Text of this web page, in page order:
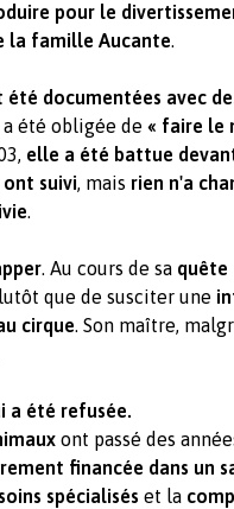
pour le
la famille Aucante.
été documentées avec
été obligée de « faire le
elle a été battue
suivi, mais rien n'a
.
. Au cours de sa quête
que de susciter une
cirque. Son maître,
a été refusée.
ont passé des
financée dans un
spécialisés et la